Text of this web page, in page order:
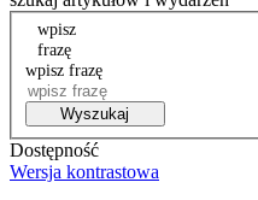
wpisz
frazę
wpisz frazę
Wyszukaj
Dostępność
Wersja kontrastowa